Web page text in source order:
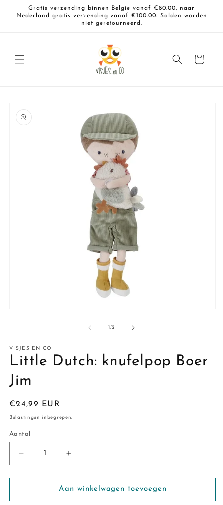
naar de
content
Gratis verzending binnen Belgie vanaf €80.00, naar
Nederland gratis verzending vanaf €100.00. Solden worden
niet geretourneerd.
Winkelwagen
1/van
2
VISJES EN CO
Little Dutch: knufelpop Boer
Jim
Normale
prijs
€24,99 EUR
Belastingen inbegrepen.
Aantal
Aantal
Aantal
verlagen
voor
Dutch:
Aantal
verhogen
voor
Little
Dutch:
Aan winkelwagen toevoegen